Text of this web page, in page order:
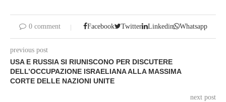
0 comment Facebook Twitter Linkedin Whatsapp
previous post
USA E RUSSIA SI RIUNISCONO PER DISCUTERE
DELL’OCCUPAZIONE ISRAELIANA ALLA MASSIMA
CORTE DELLE NAZIONI UNITE
next post